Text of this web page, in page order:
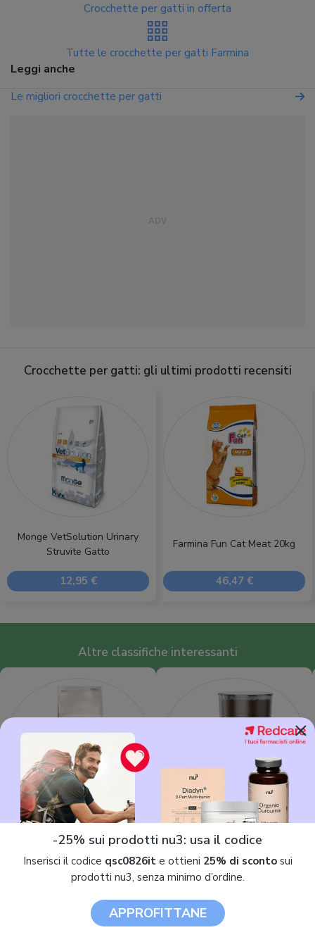
Crocchette per gatti in offerta
Tutte le crocchette per gatti Farmina
Leggi anche
Le migliori crocchette per gatti
Crocchette per gatti: gli ultimi prodotti recensiti
Monge VetSolution Urinary
Struvite Gatto
12,95 €
Farmina Fun Cat Meat 20kg
46,47 €
Altre classifiche interessanti
Crocchette per gatti Dispenser cibo gatti
×
-25% sui prodotti nu3: usa il codice
Inserisci il codice qsc0826ite ottieni 25% di scontosui
prodotti nu3, senza minimo d’ordine.
APPROFITTANE
© 2013 - 2026. Tutti i diritti riservati.